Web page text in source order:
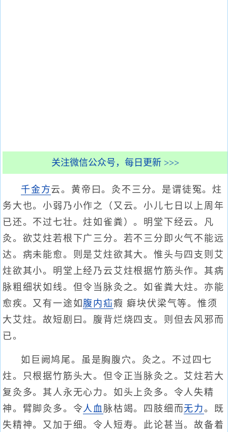
关注微信公众号，每日更新 >>>
千金方云。黄帝曰。灸不三分。是谓徒冤。炷
务大也。小弱乃小作之（又云。小儿七日以上周年
已还。不过七壮。炷如雀粪）。明堂下经云。凡
灸。欲艾炷若根下广三分。若不三分即火气不能远
达。病未能愈。则是艾炷欲其大。惟头与四支则艾
炷欲其小。明堂上经乃云艾炷根据竹筋头作。其病
脉粗细状如线。但令当脉灸之。如雀粪大炷。亦能
愈疾。又有一途如 腹内疝瘕 癖块伏梁气等。惟须
大艾炷。故短剧曰。腹背烂烧四支。则但去风邪而
已。
如巨阙鸠尾。虽是胸腹穴。灸之。不过四七
炷。只根据竹筋头大。但令正当脉灸之。艾炷若大
复灸多。其人永无心力。如头上灸多。令人失精
神。臂脚灸多。令人血脉枯竭。四肢细而无力。既
失精神。又加于细。令人短寿。此论甚当。故备着